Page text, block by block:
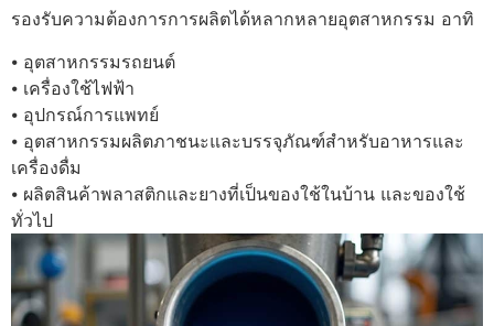
รองรับความต้องการการผลิตได้หลากหลายอุตสาหกรรม อาทิ
⦁ อุตสาหกรรมรถยนต์
⦁ เครื่องใช้ไฟฟ้า
⦁ อุปกรณ์การแพทย์
⦁ อุตสาหกรรมผลิตภาชนะและบรรจุภัณฑ์สำหรับอาหารและ
เครื่องดื่ม
⦁ ผลิตสินค้าพลาสติกและยางที่เป็นของใช้ในบ้าน และของใช้
ทั่วไป